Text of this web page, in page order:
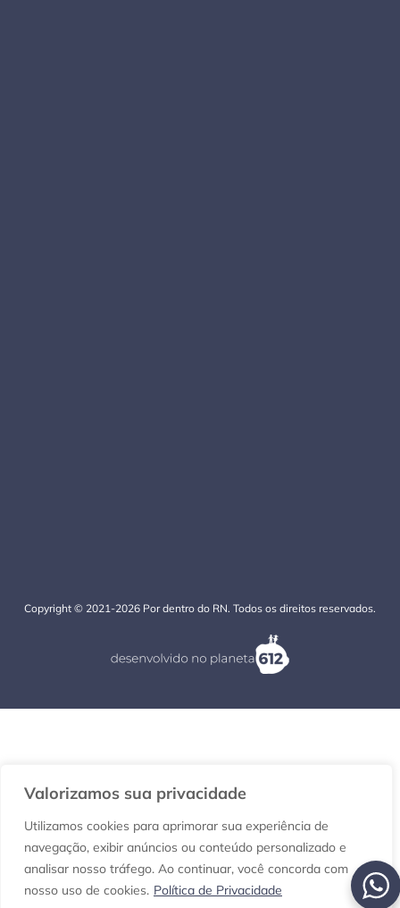
Valorizamos sua privacidade
Utilizamos cookies para aprimorar sua experiência de
navegação, exibir anúncios ou conteúdo personalizado e
analisar nosso tráfego. Ao continuar, você concorda com
nosso uso de cookies. Política de Privacidade
Copyright © 2021-2026 Por dentro do RN. Todos os direitos reservados.